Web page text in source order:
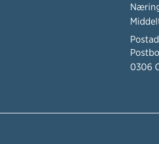
0306